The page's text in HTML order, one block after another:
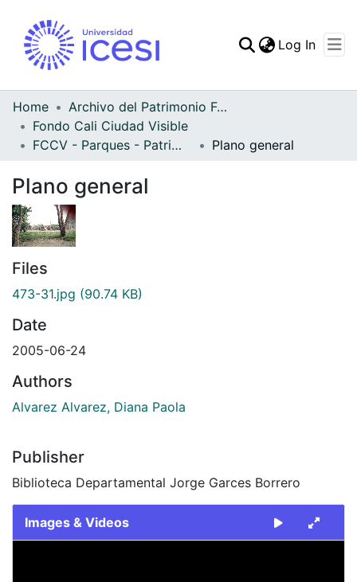
Log In
Home
Archivo del Patrimonio Fotográfico y Fílmico del Valle del Cauca
Fondo Cali Ciudad Visible
FCCV - Parques - Patrimonial
Plano general
Plano general
Files
473-31.jpg (90.74 KB)
Date
2005-06-24
Authors
Alvarez Alvarez, Diana Paola
Publisher
Biblioteca Departamental Jorge Garces Borrero
Images & Videos